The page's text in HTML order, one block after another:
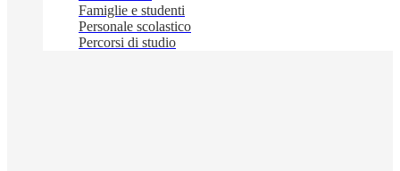
Famiglie e studenti
Personale scolastico
Percorsi di studio